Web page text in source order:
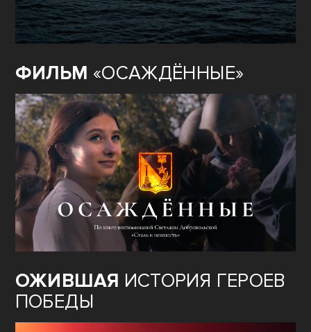
ФИЛЬМ «ОСАЖДЁННЫЕ»
ОЖИВШАЯ ИСТОРИЯ ГЕРОЕВ
ПОБЕДЫ